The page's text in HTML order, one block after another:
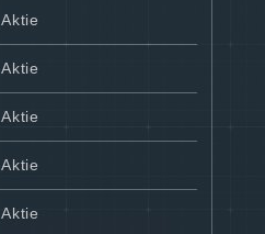
Aktie
Aktie
Aktie
Aktie
Aktie